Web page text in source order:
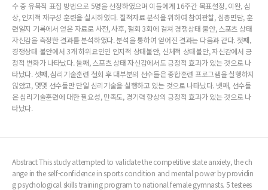
수 중 유목적 표집 방법으로 5명을 선정하였으며 이들에게 16주간 목표설정, 이완, 심
상, 인지적 재구성 훈련을 실시하였다. 질적자료 분석을 위하여 참여관찰, 심층면담, 훈
련일지 기록에서 얻은 자료로 사전, 사후, 철회 3회에 걸쳐 경쟁상태 불안, 스포츠 상태
자신감을 측정한 결과를 분석하였다. 분석을 통하여 얻어진 결과는 다음과 같다. 첫째,
경쟁상태 불안에서 3개 하위요인인 인지적 상태불안, 신체적 상태불안, 자신감에서 긍
정적 변화가 나타났다. 둘째, 스포츠 상태 자신감에서도 긍정적 효과가 있는 것으로 나
타났다. 셋째, 심리기술훈련 철회 후 대부분의 선수들은 종합훈련 프로그램을 실행하지
않았고, 몇몇 선수들만 단일 심리기술을 실행하고 있는 것으로 나타났다. 넷째, 선수들
은 심리기술훈련에 대한 필요성, 만족도, 경기력 향상의 긍정적 효과가 있는 것으로 나
타났다.
Abstract This study attempted to validate the competitive state anxiety, the ch
ange in the self-confidence in sports condition and mental power by providin
g psychological skills training program to national female gymnasts. 5 testees